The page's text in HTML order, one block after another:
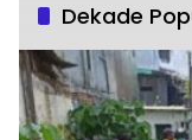
Dekade